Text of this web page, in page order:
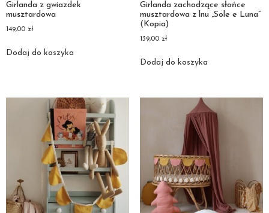
Girlanda z gwiazdek
musztardowa
149,00 zł
Dodaj do koszyka
Girlanda zachodzące słońce
musztardowa z lnu „Sole e Luna”
(Kopia)
139,00 zł
Dodaj do koszyka